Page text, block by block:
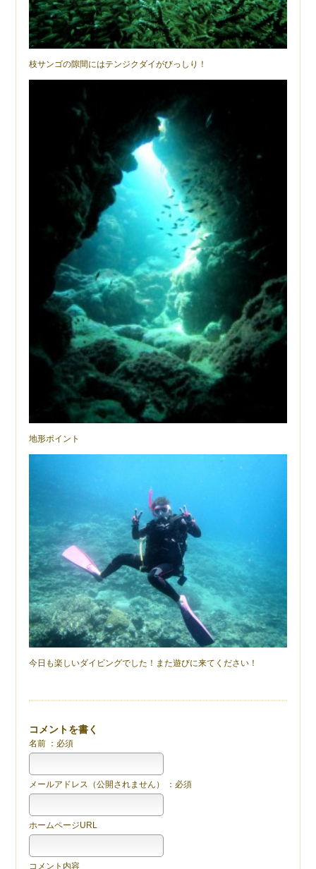
枝サンゴの隙間にはテンジクダイがびっしり！
地形ポイント
今日も楽しいダイビングでした！また遊びに来てください！
コメントを書く
名前 ：必須
メールアドレス（公開されません） ：必須
ホームページURL
コメント内容